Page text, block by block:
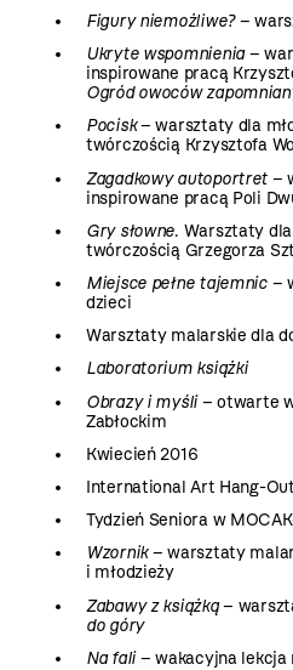
Figury niemożliwe?–
Ukryte wspomnienia–
inspirowane pracą
Ogród owoców
Pocisk– warsztaty dla
twórczością Krzysztofa
Zagadkowy autoportret –
inspirowane pracą Poli
Gry słowne. Warsztaty
twórczością Grzegorza
Miejsce pełne tajemnic –
dzieci
Warsztaty malarskie dla
Laboratorium książki
Obrazy i myśli– otwarte
Zabłockim
Kwiecień 2016
International Art Hang-
Tydzień Seniora w
Wzornik– warsztaty
i młodzieży
Zabawy z książką–
do góry
Na fali– wakacyjna lekcja